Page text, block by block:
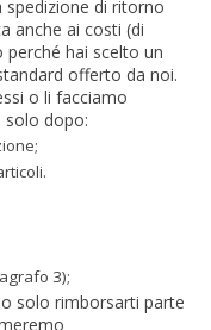
di ritorno
anche ai costi (di
perché hai scelto un
offerto da noi.
o li facciamo
solo dopo:
3);
solo rimborsarti parte